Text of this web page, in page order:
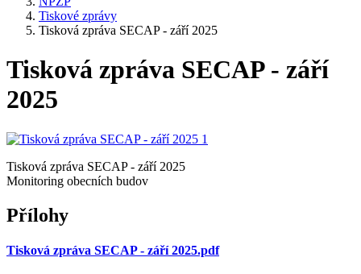
Tiskové zprávy
Tisková zpráva SECAP - září 2025
Tisková zpráva SECAP - září
2025
Tisková zpráva SECAP - září 2025
Monitoring obecních budov
Přílohy
Tisková zpráva SECAP - září 2025.pdf